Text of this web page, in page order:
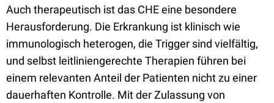
Auch therapeutisch ist das CHE eine besondere
Herausforderung. Die Erkrankung ist klinisch wie
immunologisch heterogen, die Trigger sind vielfältig,
und selbst leitliniengerechte Therapien führen bei
einem relevanten Anteil der Patienten nicht zu einer
dauerhaften Kontrolle. Mit der Zulassung von